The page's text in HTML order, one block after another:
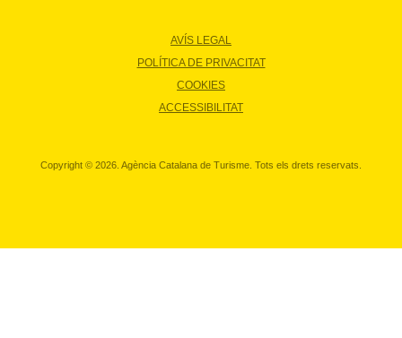
AVÍS LEGAL
POLÍTICA DE PRIVACITAT
COOKIES
ACCESSIBILITAT
Copyright © 2026. Agència Catalana de Turisme. Tots els drets reservats.